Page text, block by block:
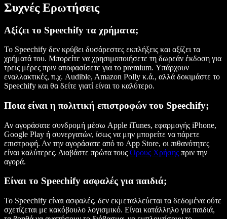
Συχνές Ερωτήσεις
Αξίζει το Speechify τα χρήματα;
Το Speechify δεν κρύβει δυσάρεστες εκπλήξεις και αξίζει τα
χρήματά του. Μπορείτε να χρησιμοποιήσετε τη δωρεάν έκδοση για
τρεις μέρες πριν αποφασίσετε για το premium. Υπάρχουν
εναλλακτικές, π.χ. Audible, Amazon Polly κ.ά., αλλά δοκιμάστε το
Speechify και θα δείτε γιατί είναι το καλύτερο.
Ποια είναι η πολιτική επιστροφών του Speechify;
Αν αγοράσατε συνδρομή μέσω Apple iTunes, εφαρμογής iPhone,
Google Play ή συνεργατών, ίσως να μην μπορείτε να πάρετε
επιστροφή. Αν την αγοράσατε από το App Store, οι πιθανότητες
είναι καλύτερες. Διαβάστε πρώτα τουςΌρους Χρήσης πριν την
αγορά.
Είναι το Speechify ασφαλές για παιδιά;
Το Speechify είναι ασφαλές, δεν εκμεταλλεύεται τα δεδομένα ούτε
σχετίζεται με κακόβουλο λογισμικό. Είναι κατάλληλο για παιδιά,